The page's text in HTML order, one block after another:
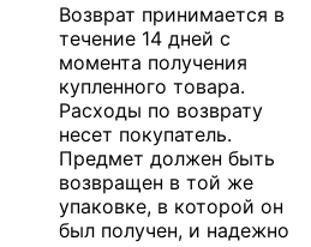
Возврат принимается в
течение 14 дней с
момента получения
купленного товара.
Расходы по возврату
несет покупатель.
Предмет должен быть
возвращен в той же
упаковке, в которой он
был получен, и надежно